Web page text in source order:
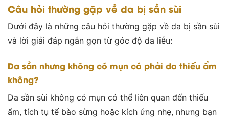
Câu hỏi thường gặp về da bị sần sùi
Dưới đây là những câu hỏi thường gặp về da bị sần sùi
và lời giải đáp ngắn gọn từ góc độ da liễu:
Da sần nhưng không có mụn có phải do thiếu ẩm
không?
Da sần sùi không có mụn có thể liên quan đến thiếu
ẩm, tích tụ tế bào sừng hoặc kích ứng nhẹ, nhưng bạn